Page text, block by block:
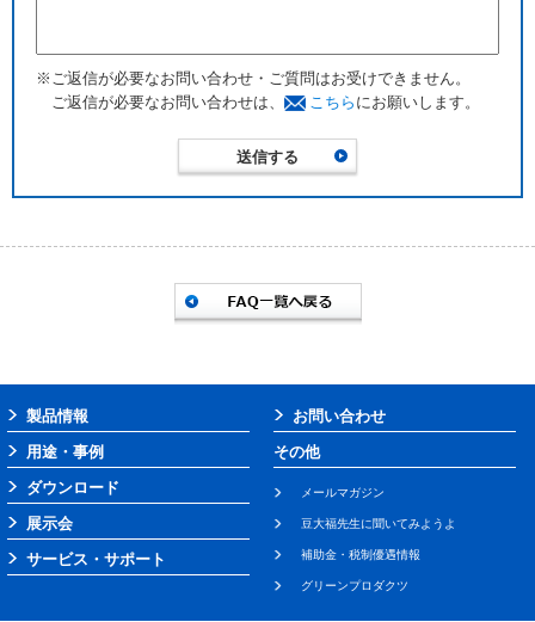
※ご返信が必要なお問い合わせ・ご質問はお受けできません。
ご返信が必要なお問い合わせは、
こちら にお願いします。
製品情報
用途・事例
ダウンロード
展示会
サービス・サポート
お問い合わせ
その他
メールマガジン
豆大福先生に聞いてみようよ
補助金・税制優遇情報
グリーンプロダクツ